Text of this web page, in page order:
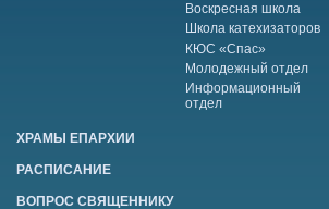
Воскресная школа
Школа катехизаторов
КЮС «Спас»
Молодежный отдел
Информационный
отдел
ХРАМЫ ЕПАРХИИ
РАСПИСАНИЕ
ВОПРОС СВЯЩЕННИКУ